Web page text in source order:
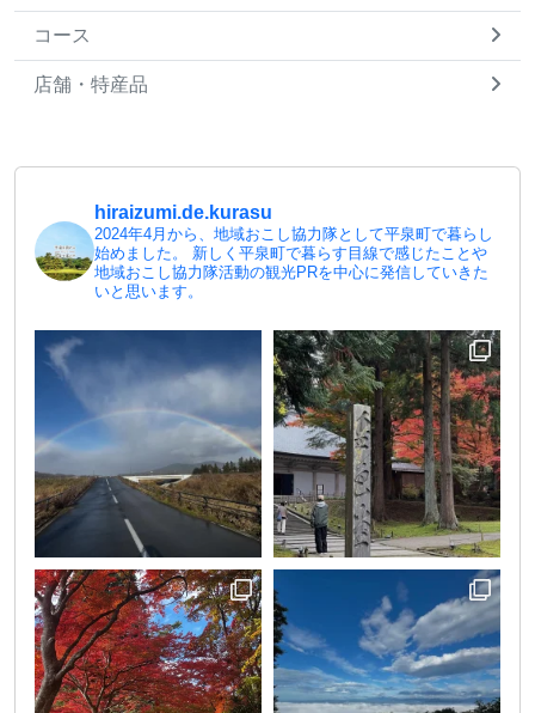
コース
店舗・特産品
hiraizumi.de.kurasu
2024年4月から、地域おこし協力隊として平泉町で暮らし
始めました。
新しく平泉町で暮らす目線で感じたことや
地域おこし協力隊活動の観光PRを中心に発信していきた
いと思います。